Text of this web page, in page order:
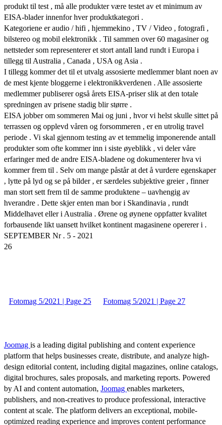
produkt til test , må alle produkter være testet av et minimum av
EISA-blader innenfor hver produktkategori .
Kategoriene er audio / hifi , hjemmekino , TV / Video , fotografi ,
bilstereo og mobil elektronikk . Til sammen over 60 magasiner og
nettsteder som representerer et stort antall land rundt i Europa i
tillegg til Australia , Canada , USA og Asia .
I tillegg kommer det til et utvalg assosierte medlemmer blant noen av
de mest kjente bloggerne i elektronikkverdenen . Alle assosierte
medlemmer publiserer også årets EISA-priser slik at den totale
spredningen av prisene stadig blir større .
EISA jobber om sommeren Mai og juni , hvor vi helst skulle sittet på
terrassen og opplevd våren og forsommeren , er en utrolig travel
periode . Vi skal gjennom testing av et temmelig imponerende antall
produkter som ofte kommer inn i siste øyeblikk , vi deler våre
erfaringer med de andre EISA-bladene og dokumenterer hva vi
kommer frem til . Selv om mange påstår at det å vurdere egenskaper
, lytte på lyd og se på bilder , er særdeles subjektive greier , finner
man stort sett frem til de samme produktene – uavhengig av
hverandre . Dette skjer enten man bor i Skandinavia , rundt
Middelhavet eller i Australia . Ørene og øynene oppfatter kvalitet
forbausende likt uansett hvilket kontinent magasinene opererer i .
SEPTEMBER Nr . 5 - 2021
26
Fotomag 5/2021 | Page 25 Fotomag 5/2021 | Page 27
Joomag is a leading digital publishing and content experience
platform that helps businesses create, distribute, and analyze high-
design editorial content, including digital magazines, online catalogs,
digital brochures, sales proposals, and marketing reports. Powered
by AI and content automation, Joomag enables marketers,
publishers, and non-creatives to produce professional, interactive
content at scale. The platform delivers an exceptional, mobile-
optimized reading experience and improves content performance